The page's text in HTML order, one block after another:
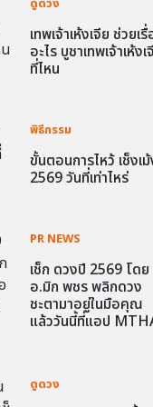
เทพเจ้าเห้งเจีย ช่วยเ
อะไร บูชาเทพเจ้าเห้งเ
ที่ไหน
พิธีกรรม
ขั้นตอนการไหว้ เช็งเ
2569 วันที่เท่าไหร่
PR NEWS
เช็ก ดวงปี 2569 โดย
อ.มิก พชร พลิกดวง
ชะตามาอยู่ในมือคุณ
แล้ววันนี้ที่แอป
ดูดวง